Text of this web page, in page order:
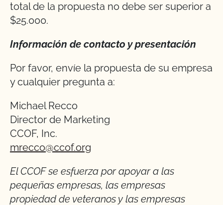
total de la propuesta no debe ser superior a
$25.000.
Información de contacto y presentación
Por favor, envíe la propuesta de su empresa
y cualquier pregunta a:
Michael Recco
Director de Marketing
CCOF, Inc.
mrecco@ccof.org
El CCOF se esfuerza por apoyar a las
pequeñas empresas, las empresas
propiedad de veteranos y las empresas